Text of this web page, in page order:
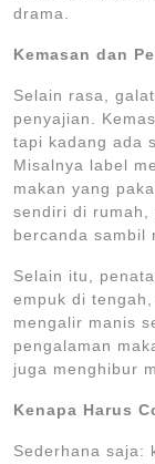
drama.
Kemasan dan
Selain rasa,
penyajian.
tapi kadang ada
Misalnya label
makan yang
sendiri di rumah,
bercanda sambil
Selain itu,
empuk di
mengalir manis
pengalaman
juga menghibur
Kenapa Harus
Sederhana saja: